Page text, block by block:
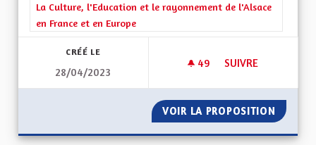
Filtrer les résultats de la catégorie : La Culture, l'Education et
La Culture, l'Education et le rayonnement de l'Alsace
en France et en Europe
CRÉÉ LE
28/04/2023
49 49 ABONNÉS
SUIVRE
VOIR LA PROPOSITION AIDES